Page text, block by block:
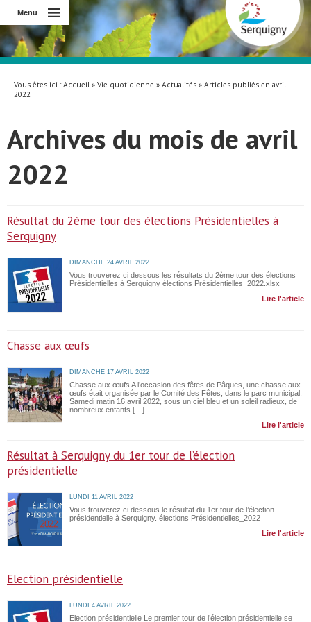
Menu
Vous êtes ici :Accueil» Vie quotidienne » Actualités » Articles publiés en avril
2022
Archives du mois de avril
2022
Résultat du 2ème tour des élections Présidentielles à
Serquigny
DIMANCHE 24 AVRIL 2022
Vous trouverez ci dessous les résultats du 2ème tour des élections
Présidentielles à Serquigny élections Présidentielles_2022.xlsx
Lire l'article
Chasse aux œufs
DIMANCHE 17 AVRIL 2022
Chasse aux œufs A l’occasion des fêtes de Pâques, une chasse aux
œufs était organisée par le Comité des Fêtes, dans le parc municipal.
Samedi matin 16 avril 2022, sous un ciel bleu et un soleil radieux, de
nombreux enfants […]
Lire l'article
Résultat à Serquigny du 1er tour de l’élection
présidentielle
LUNDI 11 AVRIL 2022
Vous trouverez ci dessous le résultat du 1er tour de l’élection
présidentielle à Serquigny. élections Présidentielles_2022
Lire l'article
Election présidentielle
LUNDI 4 AVRIL 2022
Election présidentielle Le premier tour de l’élection présidentielle se